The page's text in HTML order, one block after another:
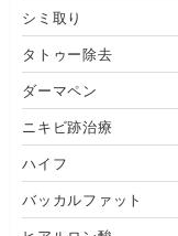
シミ取り
タトゥー除去
ダーマペン
ニキビ跡治療
ハイフ
バッカルファット